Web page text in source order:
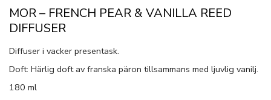
MOR – FRENCH PEAR & VANILLA REED
DIFFUSER
Diffuser i vacker presentask.
Doft: Härlig doft av franska päron tillsammans med ljuvlig vanilj.
180 ml